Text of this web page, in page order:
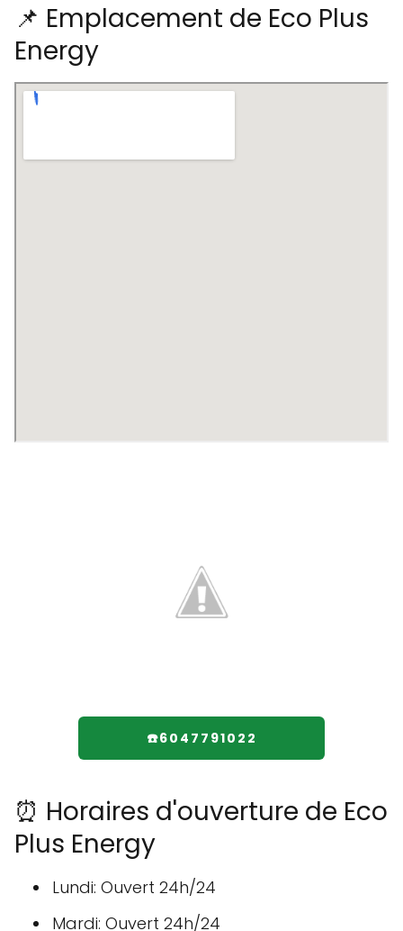
📌 Emplacement de Eco Plus
Energy
☎️6047791022
⏰ Horaires d'ouverture de Eco
Plus Energy
Lundi: Ouvert 24h/24
Mardi: Ouvert 24h/24